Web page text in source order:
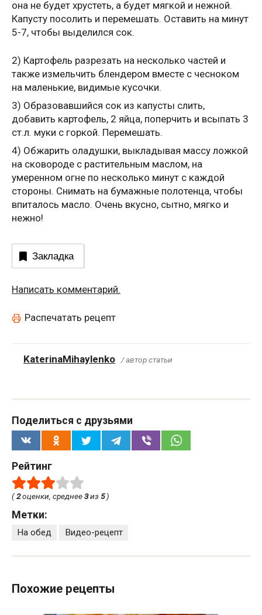
она не будет хрустеть, а будет мягкой и нежной.
Капусту посолить и перемешать. Оставить на минут
5-7, чтобы выделился сок.
2) Картофель разрезать на несколько частей и
также измельчить блендером вместе с чесноком
на маленькие, видимые кусочки.
3) Образовавшийся сок из капусты слить,
добавить картофель, 2 яйца, поперчить и всыпать 3
ст.л. муки с горкой. Перемешать.
4) Обжарить оладушки, выкладывая массу ложкой
на сковороде с растительным маслом, на
умеренном огне по несколько минут с каждой
стороны. Снимать на бумажные полотенца, чтобы
впиталось масло. Очень вкусно, сытно, мягко и
нежно!
Закладка
Написать комментарий.
Распечатать рецепт
KaterinaMihaylenko / автор статьи
Поделиться с друзьями
Рейтинг
(2оценки, среднее3из 5)
Метки:
На обед Видео-рецепт
Похожие рецепты